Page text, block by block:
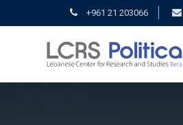
+961 21 203066